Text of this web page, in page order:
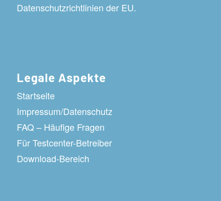
Datenschutzrichtlinien der EU.
Legale Aspekte
Startseite
Impressum/Datenschutz
FAQ – Häufige Fragen
Für Testcenter-Betreiber
Download-Bereich